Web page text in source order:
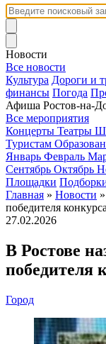
Новости
Все новости
Культура Дороги и
финансы Погода
Афиша Ростов-на-
Все мероприятия
Концерты Театры
Туристам
Январь Февраль
Сентябрь Октябрь
Площадки
Главная » Новости
победителя
27.02.2026
В Ростове
победителя
Город